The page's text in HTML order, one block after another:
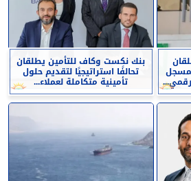
بنك نكست وكاف للتأمين يطلقان
تحالفًا استراتيجيًا لتقديم حلول
تأمينية متكاملة لعملاء...